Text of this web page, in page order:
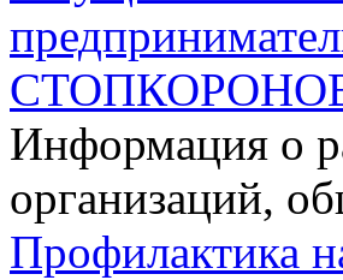
Информация о
организаций,
Профилактика